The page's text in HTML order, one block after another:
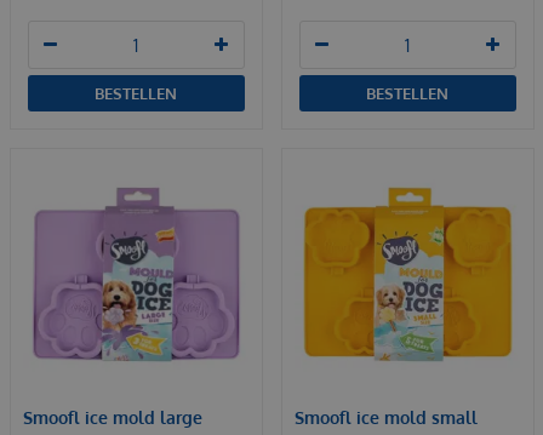
BESTELLEN BESTELLEN
Smoofl ice mold large Smoofl ice mold small